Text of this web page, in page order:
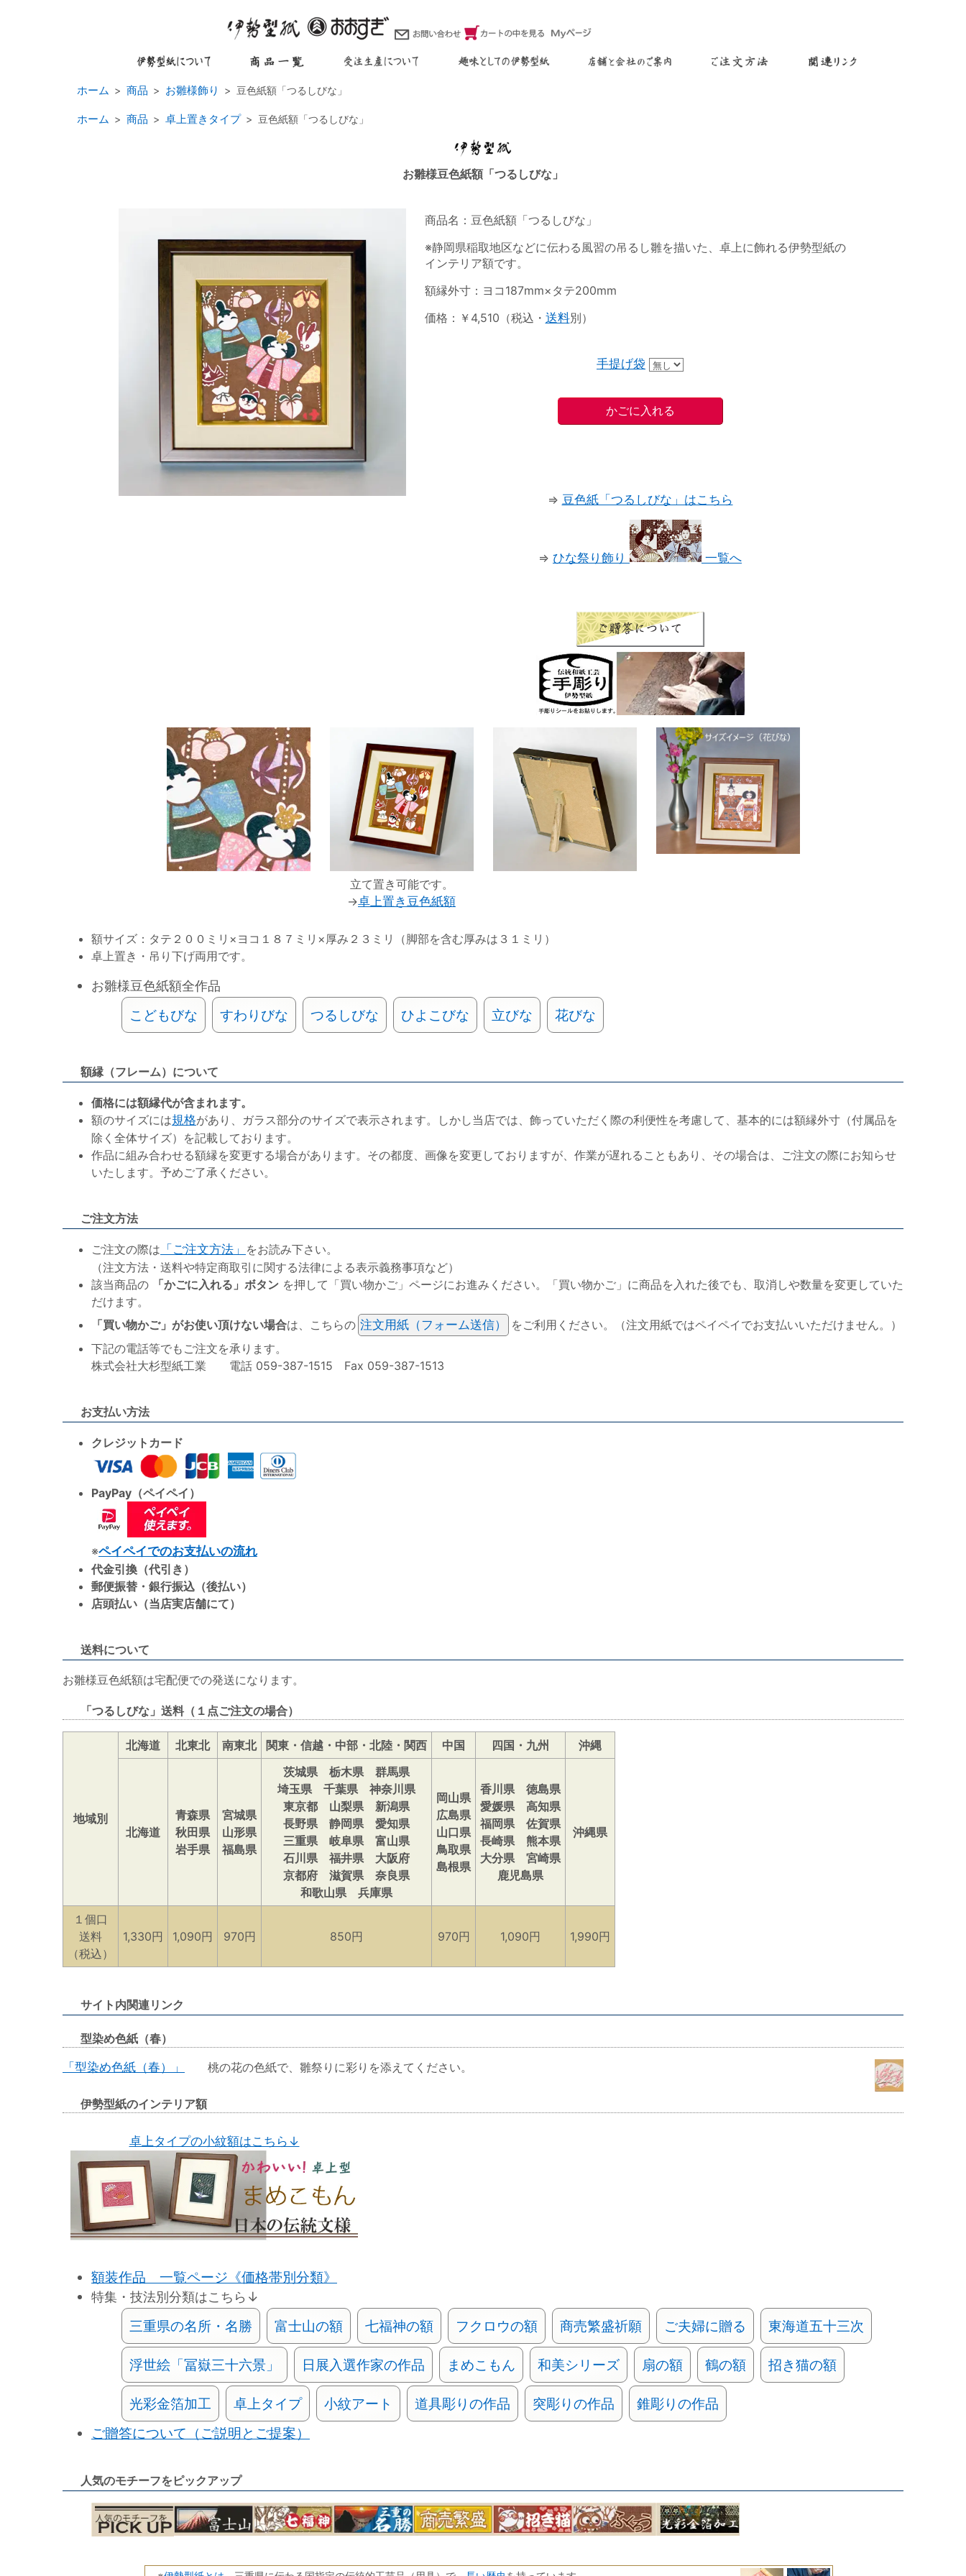
ホーム 商品 お雛様飾り 豆色紙額「つるしびな」
ホーム 商品 卓上置きタイプ 豆色紙額「つるしびな」
お雛様豆色紙額「つるしびな」
商品名：豆色紙額「つるしびな」
※静岡県稲取地区などに伝わる風習の吊るし雛を描いた、卓上に飾れる伊勢型紙の
インテリア額です。
額縁外寸：ヨコ187mm×タテ200mm
価格：￥4,510（税込・ 送料別）
手提げ袋
⇒ 豆色紙「つるしびな」はこちら
⇒ ひな祭り飾り 一覧へ
立て置き可能です。
→卓上置き豆色紙額
額サイズ：タテ２００ミリ×ヨコ１８７ミリ×厚み２３ミリ（脚部を含む厚みは３１ミリ）
卓上置き・吊り下げ両用です。
お雛様豆色紙額全作品
こどもびな すわりびな つるしびな ひよこびな 立びな 花びな
額縁（フレーム）について
価格には額縁代が含まれます。
額のサイズには規格があり、ガラス部分のサイズで表示されます。しかし当店では、飾っていただく際の利便性を考慮して、基本的には額縁外寸（付属品を
除く全体サイズ）を記載しております。
作品に組み合わせる額縁を変更する場合があります。その都度、画像を変更しておりますが、作業が遅れることもあり、その場合は、ご注文の際にお知らせ
いたします。予めご了承ください。
ご注文方法
ご注文の際は 「ご注文方法」 をお読み下さい。
（注文方法・送料や特定商取引に関する法律による表示義務事項など）
該当商品の
「かごに入れる」ボタン を押して「買い物かご」ページにお進みください。「買い物かご」に商品を入れた後でも、取消しや数量を変更していた
だけます。
「買い物かご」がお使い頂けない場合は、こちらの 注文用紙（フォーム送信）
をご利用ください。（注文用紙ではペイペイでお支払いいただけません。）
下記の電話等でもご注文を承ります。
株式会社大杉型紙工業 電話 059-387-1515 Fax 059-387-1513
お支払い方法
クレジットカード
PayPay（ペイペイ）
※ペイペイでのお支払いの流れ
代金引換（代引き）
郵便振替・銀行振込（後払い）
店頭払い（当店実店舗にて）
送料について
お雛様豆色紙額は宅配便での発送になります。
「つるしびな」送料（１点ご注文の場合）
地域別
北海道 北東北 南東北 関東・信越・中部・北陸・関西 中国 四国・九州 沖縄
北海道
青森県
秋田県
岩手県
宮城県
山形県
福島県
茨城県 栃木県 群馬県
埼玉県 千葉県 神奈川県
東京都 山梨県 新潟県
長野県 静岡県 愛知県
三重県 岐阜県 富山県
石川県 福井県 大阪府
京都府 滋賀県 奈良県
和歌山県 兵庫県
岡山県
広島県
山口県
鳥取県
島根県
香川県 徳島県
愛媛県 高知県
福岡県 佐賀県
長崎県 熊本県
大分県 宮崎県
鹿児島県
沖縄県
１個口
送料
（税込）
1,330円 1,090円 970円 850円 970円 1,090円 1,990円
サイト内関連リンク
型染め色紙（春）
「型染め色紙（春）」
桃の花の色紙で、雛祭りに彩りを添えてください。
伊勢型紙のインテリア額
卓上タイプの小紋額はこちら↓
額装作品 一覧ページ《価格帯別分類》
特集・技法別分類はこちら↓
三重県の名所・名勝 富士山の額 七福神の額 フクロウの額 商売繁盛祈願 ご夫婦に贈る 東海道五十三次
浮世絵「冨嶽三十六景」 日展入選作家の作品 まめこもん 和美シリーズ 扇の額 鶴の額 招き猫の額
光彩金箔加工 卓上タイプ 小紋アート 道具彫りの作品 突彫りの作品
錐彫りの作品
ご贈答について（ご説明とご提案）
人気のモチーフをピックアップ